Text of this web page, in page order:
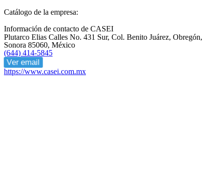
Catálogo de la empresa:
Información de contacto de CASEI
Plutarco Elias Calles No. 431 Sur, Col. Benito Juárez, Obregón,
Sonora 85060, México
(644) 414-5845
Ver email
https://www.casei.com.mx